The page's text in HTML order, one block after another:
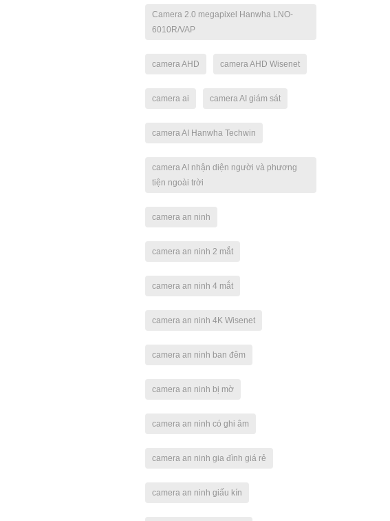
Camera 2.0 megapixel Hanwha LNO-
6010R/VAP
camera AHD camera AHD Wisenet
camera ai camera AI giám sát
camera AI Hanwha Techwin
camera AI nhận diện người và phương
tiện ngoài trời
camera an ninh
camera an ninh 2 mắt
camera an ninh 4 mắt
camera an ninh 4K Wisenet
camera an ninh ban đêm
camera an ninh bị mờ
camera an ninh có ghi âm
camera an ninh gia đình giá rẻ
camera an ninh giấu kín